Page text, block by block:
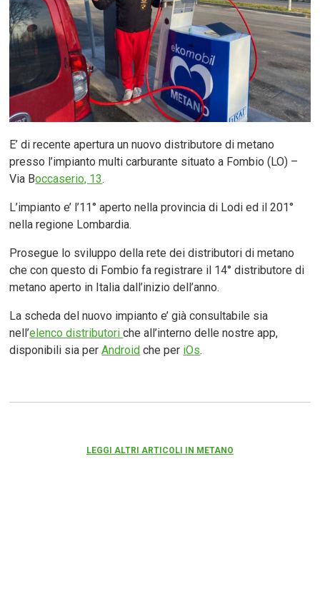
E’ di recente apertura un nuovo distributore di metano
presso l’impianto multi carburante situato a Fombio (LO) –
Via Boccaserio, 13.
L’impianto e’ l’11° aperto nella provincia di Lodi ed il 201°
nella regione Lombardia.
Prosegue lo sviluppo della rete dei distributori di metano
che con questo di Fombio fa registrare il 14° distributore di
metano aperto in Italia dall’inizio dell’anno.
La scheda del nuovo impianto e’ già consultabile sia
nell’elenco distributoriche all’interno delle nostre app,
disponibili sia perAndroid che per iOs.
LEGGI ALTRI ARTICOLI IN METANO